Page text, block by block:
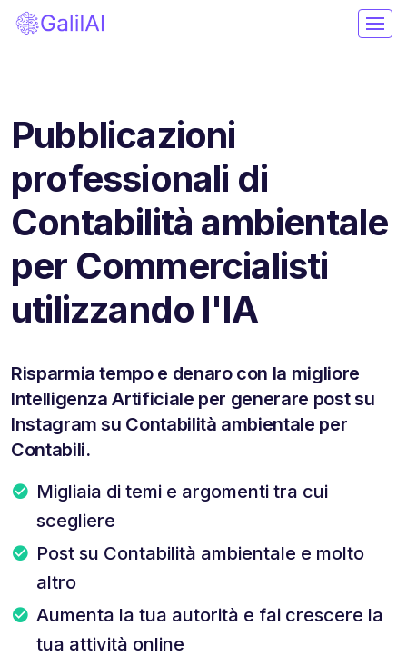
Pubblicazioni
professionali di
Contabilità ambientale
per Commercialisti
utilizzando l'IA
Risparmia tempo e denaro con la migliore
Intelligenza Artificiale per generare post su
Instagram su Contabilità ambientale per
Contabili.
Migliaia di temi e argomenti tra cui
scegliere
Post su Contabilità ambientale e molto
altro
Aumenta la tua autorità e fai crescere la
tua attività online